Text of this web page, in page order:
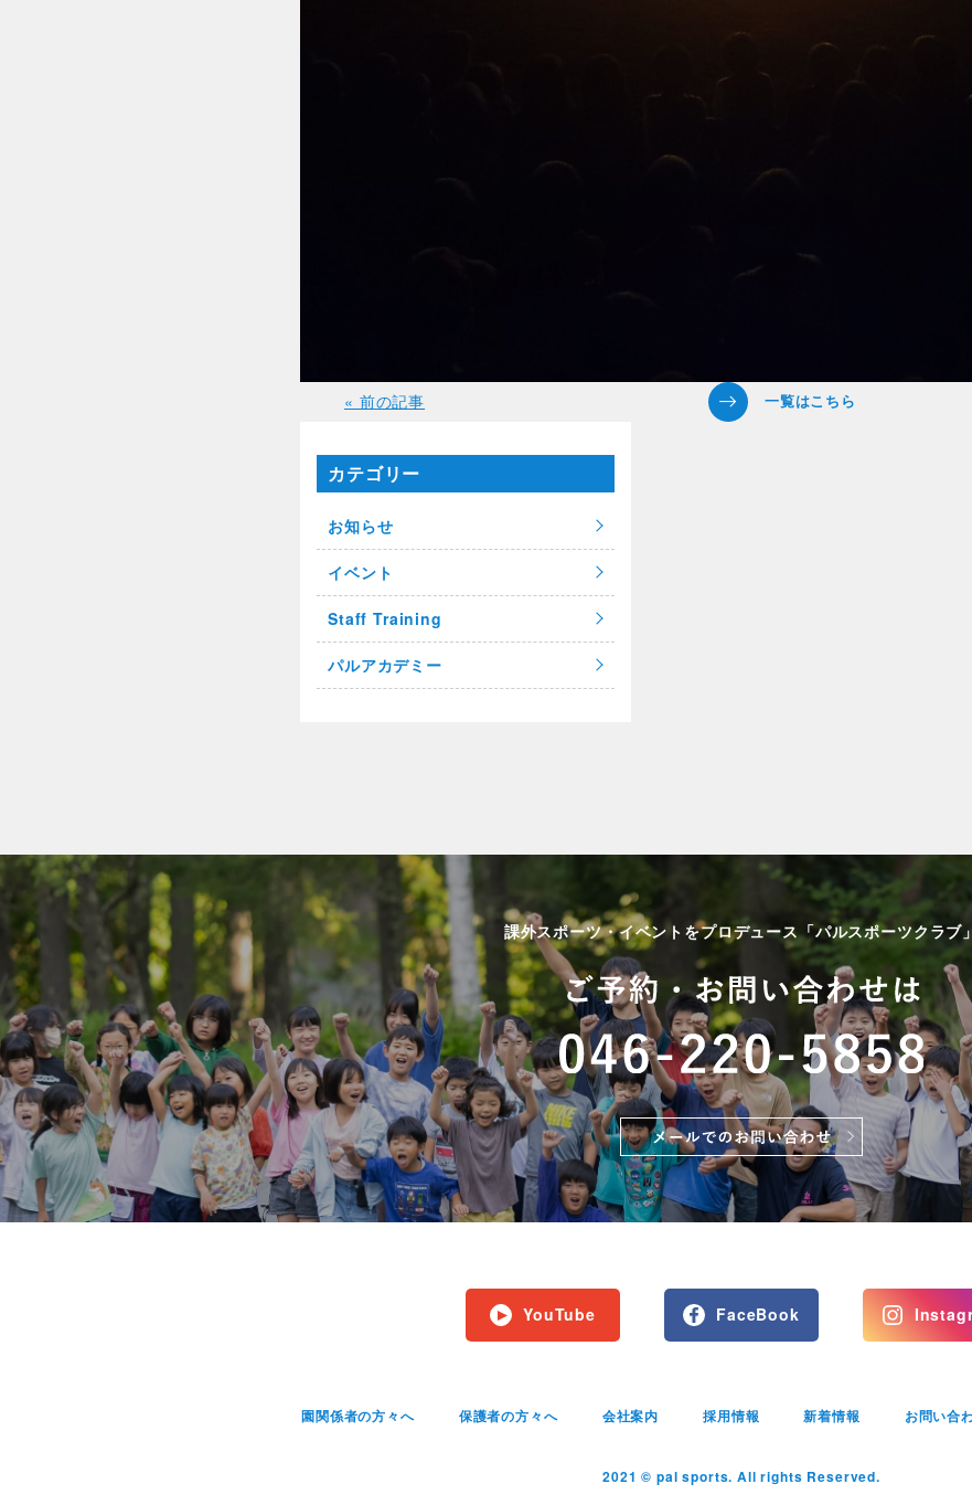
« 前の記事
カテゴリー
お知らせ
イベント
Staff Training
パルアカデミー
課外スポーツ・イベントをプロデュース「パルスポーツクラブ
YouTube FaceBook
園関係者の方々へ 保護者の方々へ 会社案内 採用情報 新着情報 お問い合
2021 © pal sports. All rights Reserved.